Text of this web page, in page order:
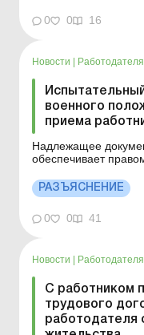
возможность
срок не более 10
своих контактны...
0 0 16
Новости |
военного
приема
Надлежащее
обеспечивает
Детали см. ниже. Больше по
испытания
Можно ли
его испытания? Во
РАЗЪЯСНЕНИЕ
0 0 41
Новости
С работником
трудового
работодателя